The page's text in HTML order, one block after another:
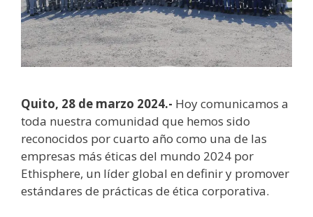
Quito, 28 de marzo 2024.- Hoy comunicamos a
toda nuestra comunidad que hemos sido
reconocidos por cuarto año como una de las
empresas más éticas del mundo 2024 por
Ethisphere, un líder global en definir y promover
estándares de prácticas de ética corporativa.